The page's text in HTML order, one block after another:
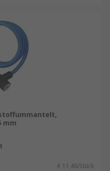
mm
€ 11,46/Stück